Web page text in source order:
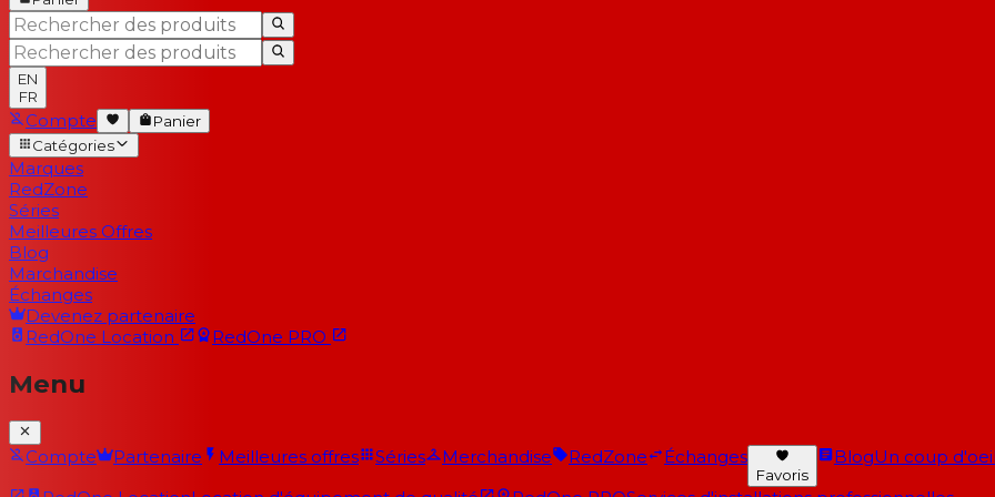
EN
FR
Compte
Panier
Catégories
Marques
RedZone
Séries
Meilleures Offres
Blog
Marchandise
Échanges
Devenez partenaire
RedOne Location RedOne PRO
Menu
Compte Partenaire Meilleures offres Séries Merchandise RedZone Échanges
Favoris
BlogUn coup